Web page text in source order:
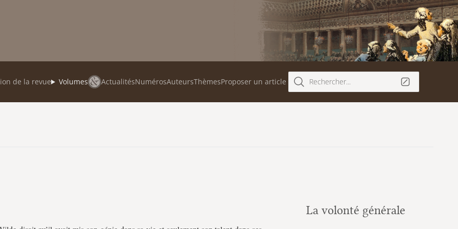
de la revue Volumes ActualitésNumérosAuteursThèmesProposer un article Rechercher...
La volonté générale